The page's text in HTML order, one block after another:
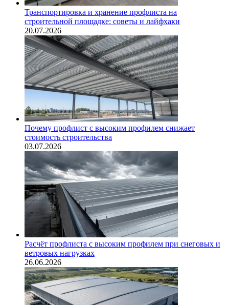
Транспортировка и хранение профлиста на
строительной площадке: советы и лайфхаки
20.07.2026
Почему профлист с высоким профилем снижает
стоимость строительства
03.07.2026
Расчёт профлиста с высоким профилем при снеговых и
ветровых нагрузках
26.06.2026